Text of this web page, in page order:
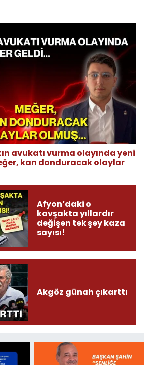
avukatı vurma olayında yeni
kan donduracak olaylar
Afyon’daki o
kavşakta yıllardır
değişen tek şey kaza
sayısı!
Akgöz günah çıkarttı